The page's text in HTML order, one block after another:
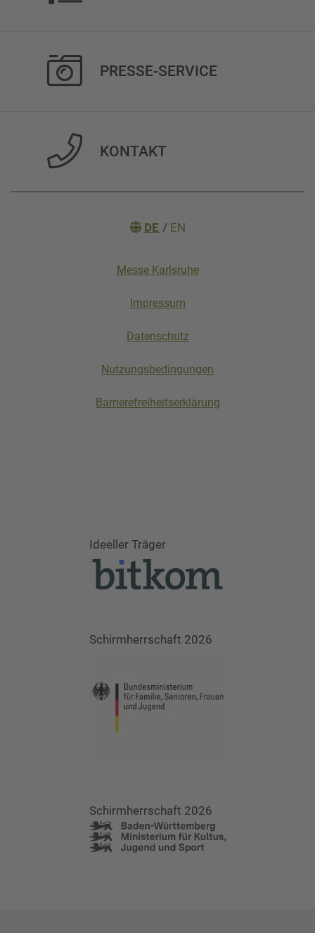
PRESSE-SERVICE
KONTAKT
DE / EN
Messe Karlsruhe
Impressum
Datenschutz
Nutzungsbedingungen
Barrierefreiheitserklärung
Ideeller Träger
Schirmherrschaft 2026
Schirmherrschaft 2026